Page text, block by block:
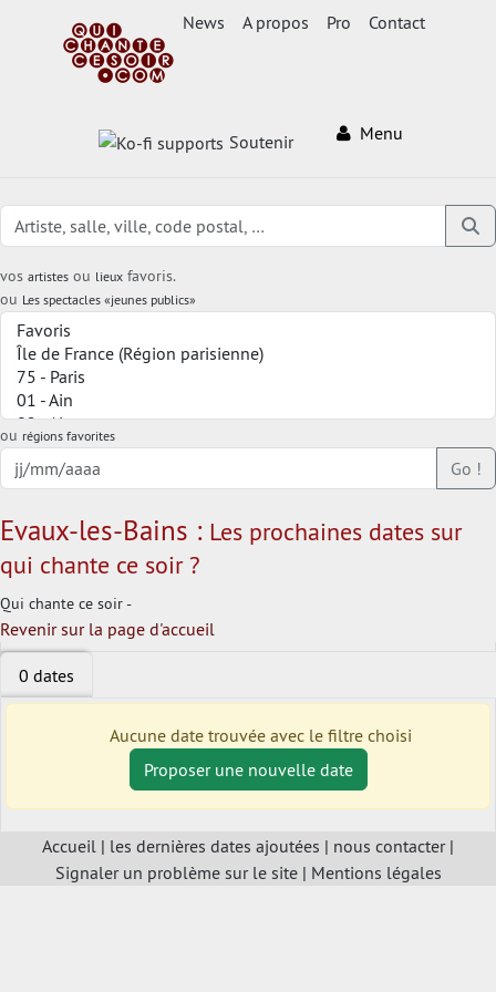
News A propos Pro Contact
Soutenir Menu
vos artistes ou lieux favoris.
ou Les spectacles «jeunes publics»
ou régions favorites
Go !
Evaux-les-Bains : Les prochaines dates sur
qui chante ce soir ?
Qui chante ce soir -
Revenir sur la page d'accueil
0 dates
Aucune date trouvée avec le filtre choisi
Proposer une nouvelle date
Accueil | les dernières dates ajoutées | nous contacter|
Signaler un problème sur le site| Mentions légales